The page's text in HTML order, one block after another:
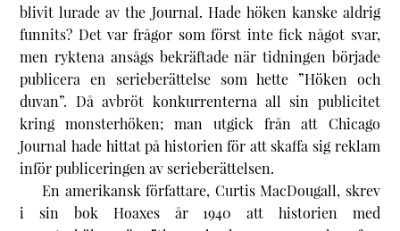
blivit lurade avthe Journal. Hade höken kanske aldrig
funnits? Det var frågor som först inte fick något svar,
men ryktena ansågs bekräftade när tidningen började
publicera en serieberättelse som hette ”Höken och
duvan”. Då avbröt konkurrenterna all sin publicitet
kring monsterhöken; man utgick från att Chicago
Journal hade hittat på historien för att skaffa sig reklam
inför publiceringen av serieberättelsen.
En amerikansk författare, Curtis MacDougall, skrev
i sin bok Hoaxesår 1940 att historien med